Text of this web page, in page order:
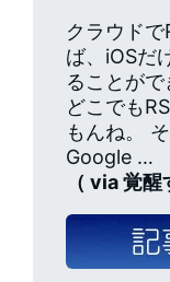
クラウド
ば、iOSだ
ることが
どこでも
もんね。
Google …
（ via 覚醒